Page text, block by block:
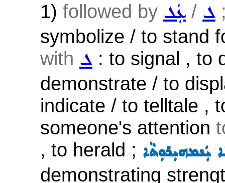
1) followed by ܥܲܠ / ܠ
symbolize / to stand
with ܠ : to signal , to
demonstrate / to
indicate / to telltale ,
someone's attention
, to herald ; ܝܲܢܡܗܝܼܪܘܼܬܵܐ
demonstrating